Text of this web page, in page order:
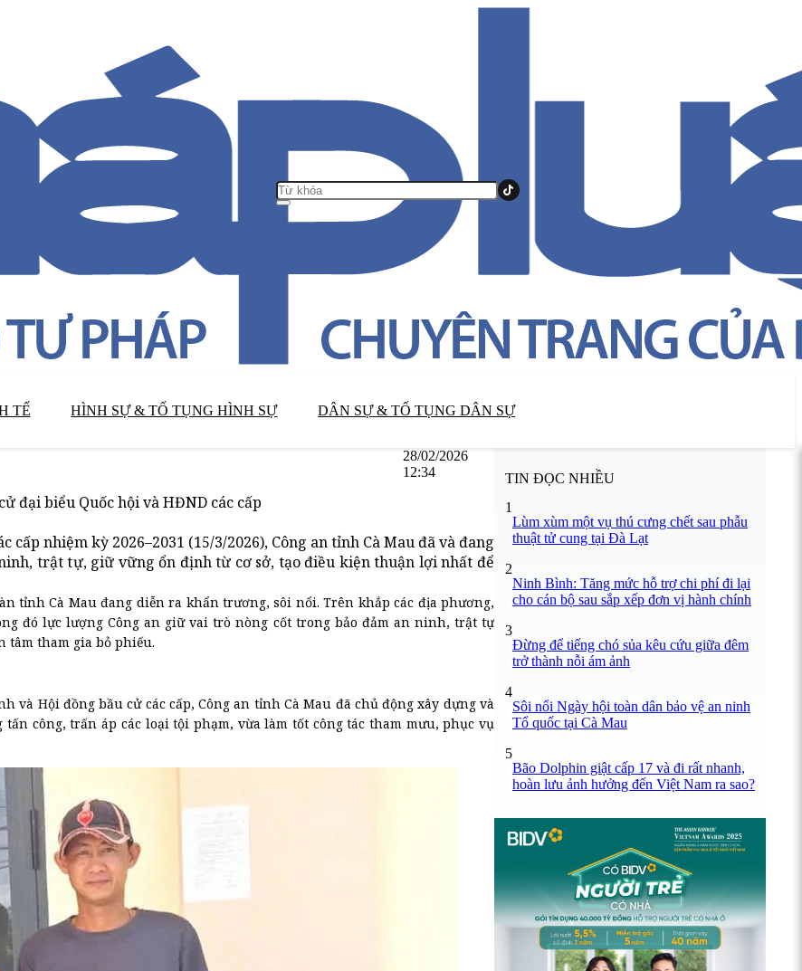
TẾ HÌNH SỰ & TỐ TỤNG HÌNH SỰ DÂN SỰ & TỐ TỤNG DÂN SỰ
28/02/2026
12:34
đại biểu Quốc hội và HĐND các cấp
nhiệm kỳ 2026–2031 (15/3/2026), Công an tỉnh Cà Mau đã và đang
trật tự, giữ vững ổn định từ cơ sở, tạo điều kiện thuận lợi nhất để
tỉnh Cà Mau đang diễn ra khẩn trương, sôi nổi. Trên khắp các địa phương,
đó lực lượng Công an giữ vai trò nòng cốt trong bảo đảm an ninh, trật tự
tâm tham gia bỏ phiếu.
và Hội đồng bầu cử các cấp, Công an tỉnh Cà Mau đã chủ động xây dựng và
công, trấn áp các loại tội phạm, vừa làm tốt công tác tham mưu, phục vụ
TIN ĐỌC NHIỀU
1
Lùm xùm một vụ thú cưng chết sau phẫu
thuật tử cung tại Đà Lạt
2
Ninh Bình: Tăng mức hỗ trợ chi phí đi lại
cho cán bộ sau sắp xếp đơn vị hành chính
3
Đừng để tiếng chó sủa kêu cứu giữa đêm
trở thành nỗi ám ảnh
4
Sôi nổi Ngày hội toàn dân bảo vệ an ninh
Tổ quốc tại Cà Mau
5
Bão Dolphin giật cấp 17 và đi rất nhanh,
hoàn lưu ảnh hưởng đến Việt Nam ra sao?